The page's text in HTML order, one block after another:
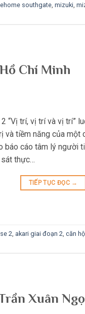
ehome southgate, mizuki
Chí Minh
“Vị trí, vị trí và vị trí”
và tiềm năng của một
báo cáo tâm lý người
thực…
TIẾP TỤC ĐỌC →
2 akari giai đoạn 2 căn
Xuân